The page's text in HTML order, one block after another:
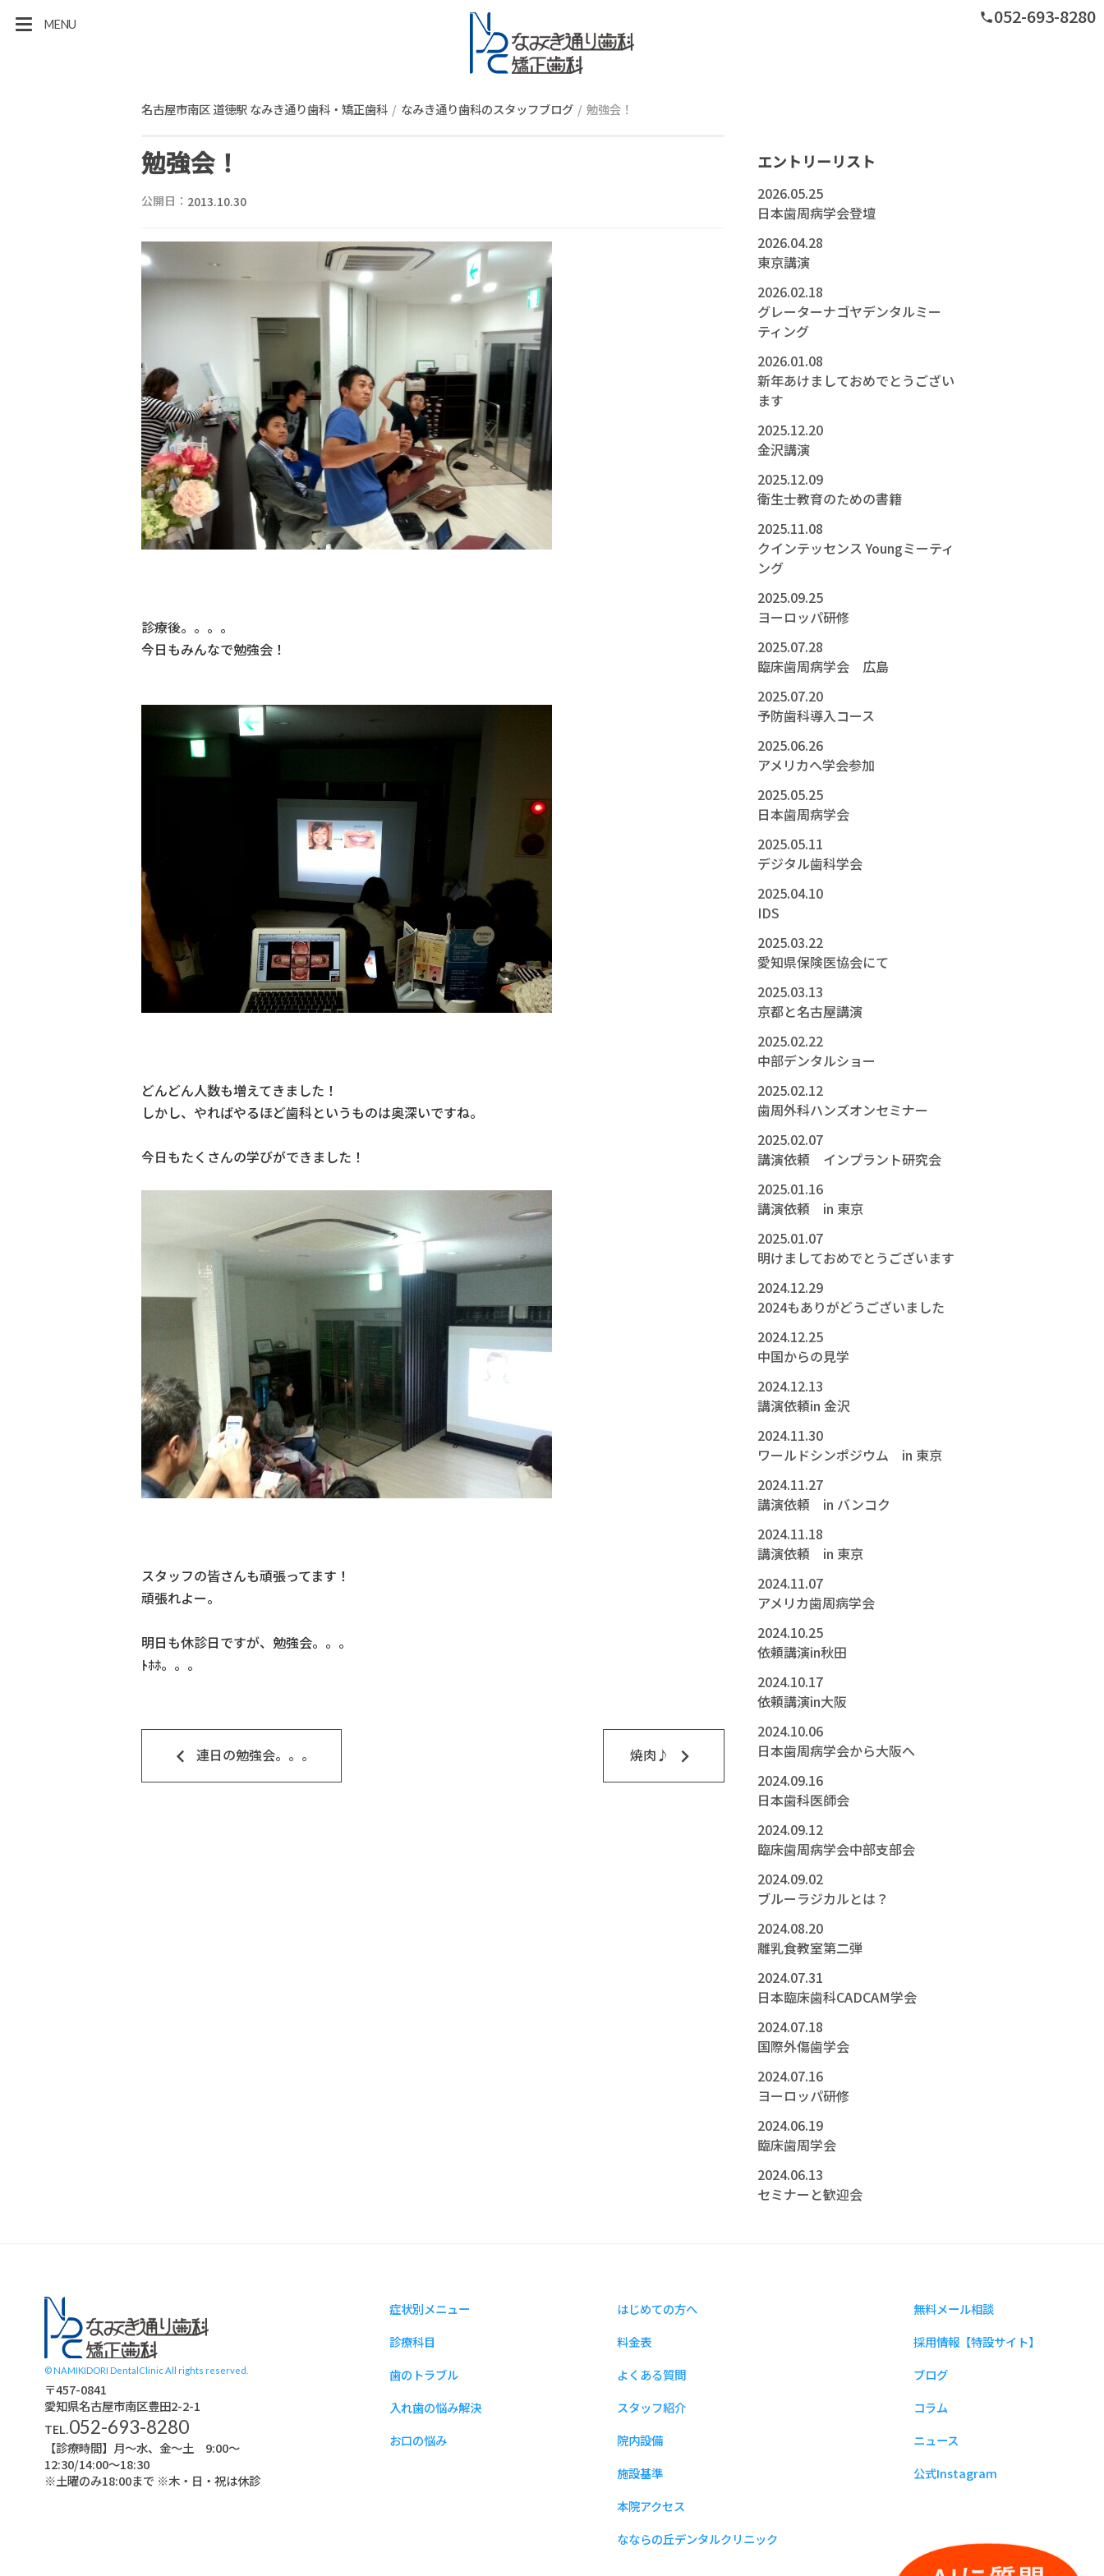
MENU phone052-693-8280
名古屋市南区 道徳駅 なみき通り歯科・矯正歯科 なみき通り歯科のスタッフブログ 勉強会！
勉強会！
公開日： 2013.10.30
診療後。。。。
今日もみんなで勉強会！
どんどん人数も増えてきました！
しかし、やればやるほど歯科というものは奥深いですね。
今日もたくさんの学びができました！
スタッフの皆さんも頑張ってます！
頑張れよー。
明日も休診日ですが、勉強会。。。
ﾄﾎﾎ。。。
keyboard_arrow_left 連日の勉強会。。。 焼肉♪ keyboard_arrow_right
エントリーリスト
2026.05.25
日本歯周病学会登壇
2026.04.28
東京講演
2026.02.18
グレーターナゴヤデンタルミー
ティング
2026.01.08
新年あけましておめでとうござい
ます
2025.12.20
金沢講演
2025.12.09
衛生士教育のための書籍
2025.11.08
クインテッセンス Youngミーティ
ング
2025.09.25
ヨーロッパ研修
2025.07.28
臨床歯周病学会 広島
2025.07.20
予防歯科導入コース
2025.06.26
アメリカへ学会参加
2025.05.25
日本歯周病学会
2025.05.11
デジタル歯科学会
2025.04.10
IDS
2025.03.22
愛知県保険医協会にて
2025.03.13
京都と名古屋講演
2025.02.22
中部デンタルショー
2025.02.12
歯周外科ハンズオンセミナー
2025.02.07
講演依頼 インプラント研究会
2025.01.16
講演依頼 in 東京
2025.01.07
明けましておめでとうございます
2024.12.29
2024もありがどうございました
2024.12.25
中国からの見学
2024.12.13
講演依頼in 金沢
2024.11.30
ワールドシンポジウム in 東京
2024.11.27
講演依頼 in バンコク
2024.11.18
講演依頼 in 東京
2024.11.07
アメリカ歯周病学会
2024.10.25
依頼講演in秋田
2024.10.17
依頼講演in大阪
2024.10.06
日本歯周病学会から大阪へ
2024.09.16
日本歯科医師会
2024.09.12
臨床歯周病学会中部支部会
2024.09.02
ブルーラジカルとは？
2024.08.20
離乳食教室第二弾
2024.07.31
日本臨床歯科CADCAM学会
2024.07.18
国際外傷歯学会
2024.07.16
ヨーロッパ研修
2024.06.19
臨床歯周学会
2024.06.13
セミナーと歓迎会
© NAMIKIDORI DentalClinic All rights reserved.
〒457-0841
愛知県名古屋市南区豊田2-2-1
TEL.052-693-8280
【診療時間】月〜水、金～土 9:00〜
12:30/14:00～18:30
※土曜のみ18:00まで ※木・日・祝は休診
症状別メニュー
診療科目
歯のトラブル
入れ歯の悩み解決
お口の悩み
はじめての方へ
料金表
よくある質問
スタッフ紹介
院内設備
施設基準
本院アクセス
なならの丘デンタルクリニック
無料メール相談
採用情報【特設サイト】
ブログ
コラム
ニュース
公式Instagram